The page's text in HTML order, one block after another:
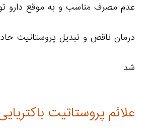
عدم مصرف مناسب و به موقع دارو
درمان ناقص و تبدیل پروستاتیت
شد.
علائم پروستاتیت